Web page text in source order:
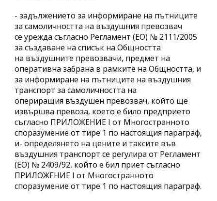
- задължението за информиране на пътниците
за самоличността на въздушния превозвач
се урежда съгласно Регламент (ЕО) № 2111/2005
за създаване на списък на Общността
на въздушните превозвачи, предмет на
оперативна забрана в рамките на Общността, и
за информиране на пътниците на въздушния
транспорт за самоличността на
опериращия въздушен превозвач, който ще
извършва превоза, което е било предприето
съгласно ПРИЛОЖЕНИЕ I от Многостранното
споразумение от тире 1 по настоящия параграф,
и- определянето на цените и таксите във
въздушния транспорт се регулира от Регламент
(ЕО) № 2409/92, който е бил приет съгласно
ПРИЛОЖЕНИЕ I от Многостранното
споразумение от тире 1 по настоящия параграф.